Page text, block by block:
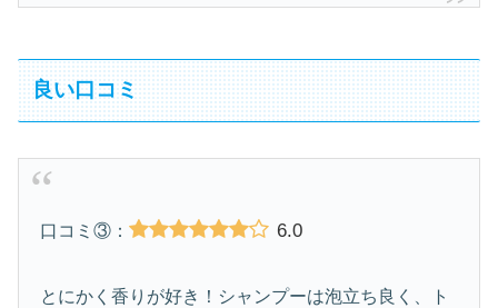
良い口コミ
口コミ③： 6.0
とにかく香りが好き！シャンプーは泡立ち良く、ト